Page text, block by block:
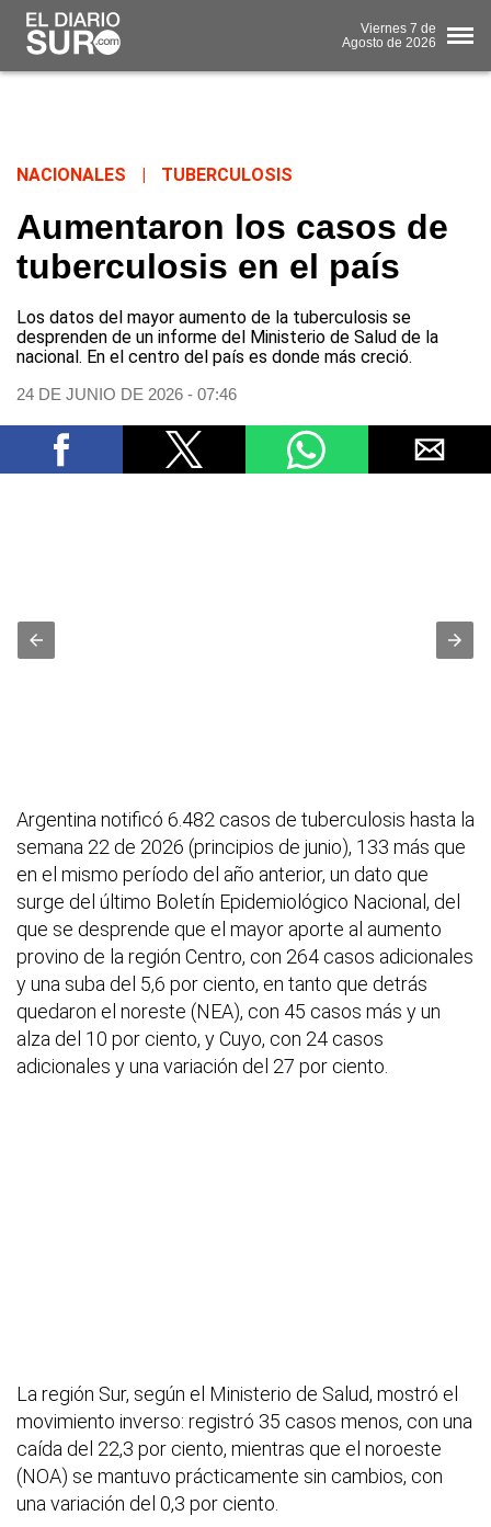
Viernes 7 de
Agosto de 2026
NACIONALES TUBERCULOSIS
Aumentaron los casos de
tuberculosis en el país
Los datos del mayor aumento de la tuberculosis se
desprenden de un informe del Ministerio de Salud de la
nacional. En el centro del país es donde más creció.
24 DE JUNIO DE 2026 - 07:46
Argentina notificó 6.482 casos de tuberculosis hasta la
semana 22 de 2026 (principios de junio), 133 más que
en el mismo período del año anterior, un dato que
surge del último Boletín Epidemiológico Nacional, del
que se desprende que el mayor aporte al aumento
provino de la región Centro, con 264 casos adicionales
y una suba del 5,6 por ciento, en tanto que detrás
quedaron el noreste (NEA), con 45 casos más y un
alza del 10 por ciento, y Cuyo, con 24 casos
adicionales y una variación del 27 por ciento.
La región Sur, según el Ministerio de Salud, mostró el
movimiento inverso: registró 35 casos menos, con una
caída del 22,3 por ciento, mientras que el noroeste
(NOA) se mantuvo prácticamente sin cambios, con
una variación del 0,3 por ciento.